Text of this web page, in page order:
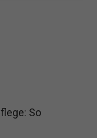
So